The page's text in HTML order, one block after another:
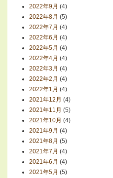
2022年9月 (4)
2022年8月 (5)
2022年7月 (4)
2022年6月 (4)
2022年5月 (4)
2022年4月 (4)
2022年3月 (4)
2022年2月 (4)
2022年1月 (4)
2021年12月 (4)
2021年11月 (5)
2021年10月 (4)
2021年9月 (4)
2021年8月 (5)
2021年7月 (4)
2021年6月 (4)
2021年5月 (5)